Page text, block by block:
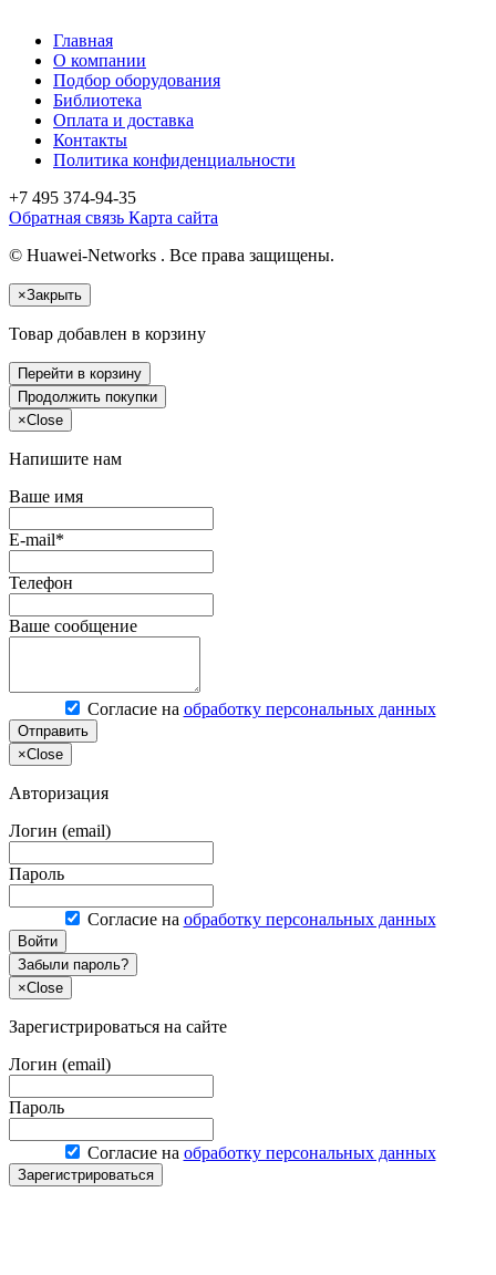
Главная
О компании
Подбор оборудования
Библиотека
Оплата и доставка
Контакты
Политика конфиденциальности
+7 495 374-94-35
Обратная связь Карта сайта
© Huawei-Networks . Все права защищены.
×Закрыть
Товар добавлен в корзину
Перейти в корзину
Продолжить покупки
×Close
Напишите нам
Ваше имя
E-mail*
Телефон
Ваше сообщение
Согласие на обработку персональных данных
Отправить
×Close
Авторизация
Логин (email)
Пароль
Согласие на обработку персональных данных
Войти
Забыли пароль?
×Close
Зарегистрироваться на сайте
Логин (email)
Пароль
Согласие на обработку персональных данных
Зарегистрироваться